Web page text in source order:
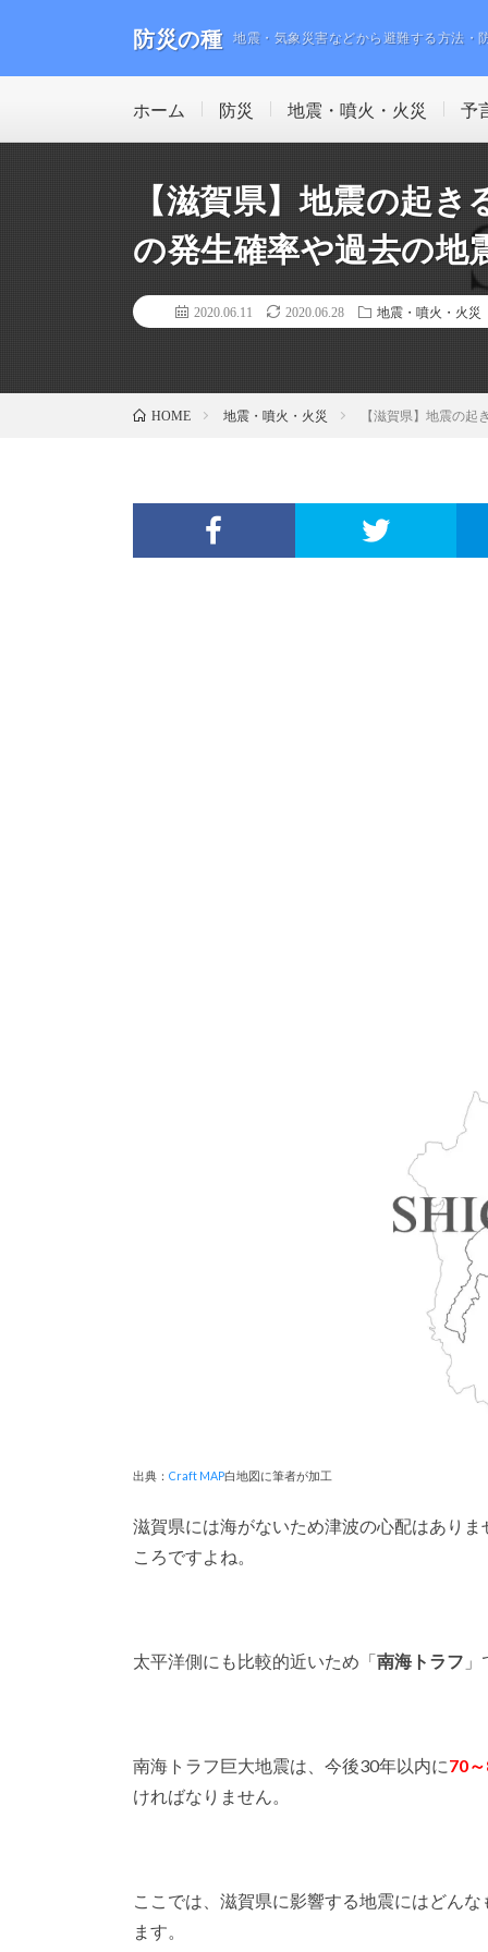
防災の種 地震・気象災害などから避難する方法・
ホーム 防災 地震・噴火・火災 予
【滋賀県】地震の起
の発生確率や過去の地
2020.06.11 2020.06.28 地震・噴火・火災
HOME 地震・噴火・火災 【滋賀県】地震の
出典： Craft MAP白地図に筆者が加工
滋賀県には海がないため津波の心配はあり
ころですよね。
太平洋側にも比較的近いため「南海トラフ
南海トラフ巨大地震は、今後30年以内に70
ければなりません。
ここでは、滋賀県に影響する地震にはどん
ます。